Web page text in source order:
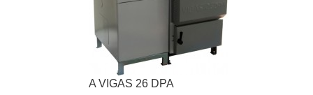
A VIGAS 26 DPA